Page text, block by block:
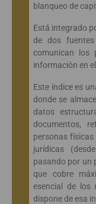
blanqueo de
Está integrado
de dos
comunican los
información en
Este índice es
donde se
datos
documentos,
personas
jurídicas
pasando por un
que cobre
esencial de los
dispone de esa